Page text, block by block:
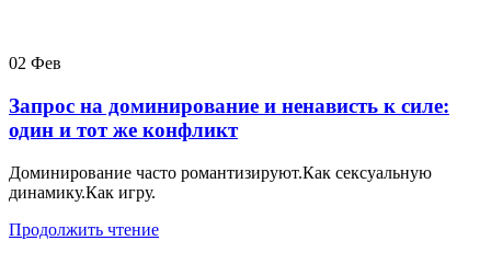
02 Фев
Запрос на доминирование и ненависть к силе:
один и тот же конфликт
Доминирование часто романтизируют.Как сексуальную
динамику.Как игру.
Продолжить чтение